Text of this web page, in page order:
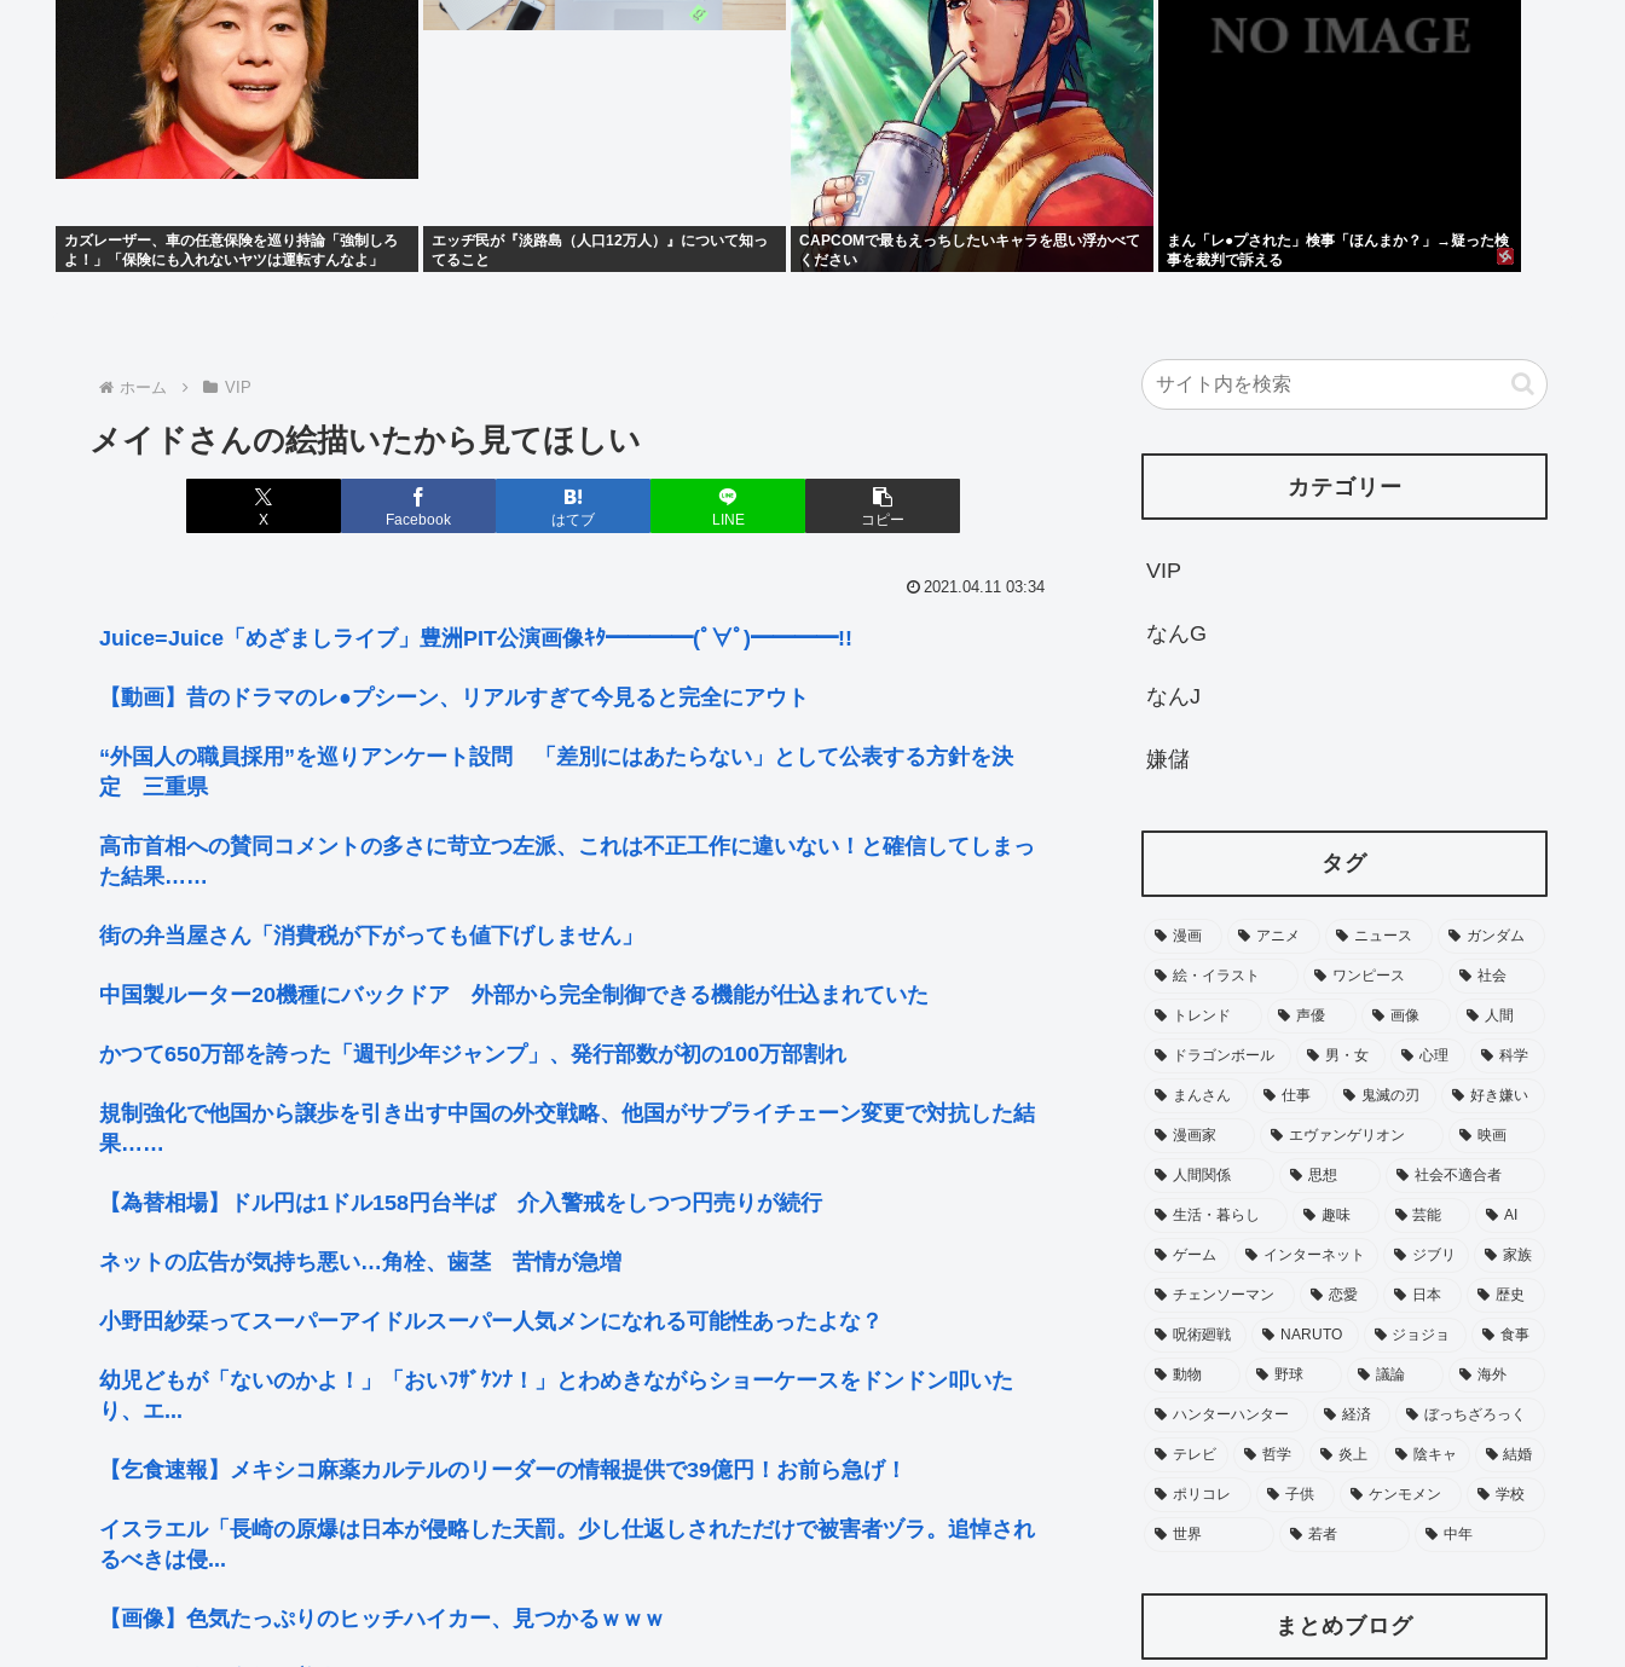
カズレーザー、車の任意保険を巡り持論「強制しろ
よ！」「保険にも入れないヤツは運転すんなよ」
エッヂ民が『淡路島（人口12万人）』について知っ
てること
CAPCOMで最もえっちしたいキャラを思い浮かべて
ください
まん「レ●プされた」検事「ほんまか？」→疑った検
事を裁判で訴える
ホーム VIP
メイドさんの絵描いたから見てほしい
X Facebook はてブ LINE コピー
2021.04.11 03:34
Juice=Juice「めざましライブ」豊洲PIT公演画像ｷﾀ━━━━(ﾟ∀ﾟ)━━━━!!
【動画】昔のドラマのレ●プシーン、リアルすぎて今見ると完全にアウト
“外国人の職員採用”を巡りアンケート設問 「差別にはあたらない」として公表する方針を決
定 三重県
高市首相への賛同コメントの多さに苛立つ左派、これは不正工作に違いない！と確信してしまっ
た結果……
街の弁当屋さん「消費税が下がっても値下げしません」
中国製ルーター20機種にバックドア 外部から完全制御できる機能が仕込まれていた
かつて650万部を誇った「週刊少年ジャンプ」、発行部数が初の100万部割れ
規制強化で他国から譲歩を引き出す中国の外交戦略、他国がサプライチェーン変更で対抗した結
果……
【為替相場】ドル円は1ドル158円台半ば 介入警戒をしつつ円売りが続行
ネットの広告が気持ち悪い…角栓、歯茎 苦情が急増
小野田紗栞ってスーパーアイドルスーパー人気メンになれる可能性あったよな？
幼児どもが「ないのかよ！」「おいﾌｻﾞｹﾝﾅ！」とわめきながらショーケースをドンドン叩いた
り、エ...
【乞食速報】メキシコ麻薬カルテルのリーダーの情報提供で39億円！お前ら急げ！
イスラエル「長崎の原爆は日本が侵略した天罰。少し仕返しされただけで被害者ヅラ。追悼され
るべきは侵...
【画像】色気たっぷりのヒッチハイカー、見つかるｗｗｗ
カテゴリー
VIP
なんG
なんJ
嫌儲
タグ
漫画 アニメ ニュース ガンダム
絵・イラスト ワンピース 社会
トレンド 声優 画像 人間
ドラゴンボール 男・女 心理 科学
まんさん 仕事 鬼滅の刃 好き嫌い
漫画家 エヴァンゲリオン 映画
人間関係 思想 社会不適合者
生活・暮らし 趣味 芸能 AI
ゲーム インターネット ジブリ 家族
チェンソーマン 恋愛 日本 歴史
呪術廻戦 NARUTO ジョジョ 食事
動物 野球 議論 海外
ハンターハンター 経済 ぼっちざろっく
テレビ 哲学 炎上 陰キャ 結婚
ポリコレ 子供 ケンモメン 学校
世界 若者 中年
まとめブログ